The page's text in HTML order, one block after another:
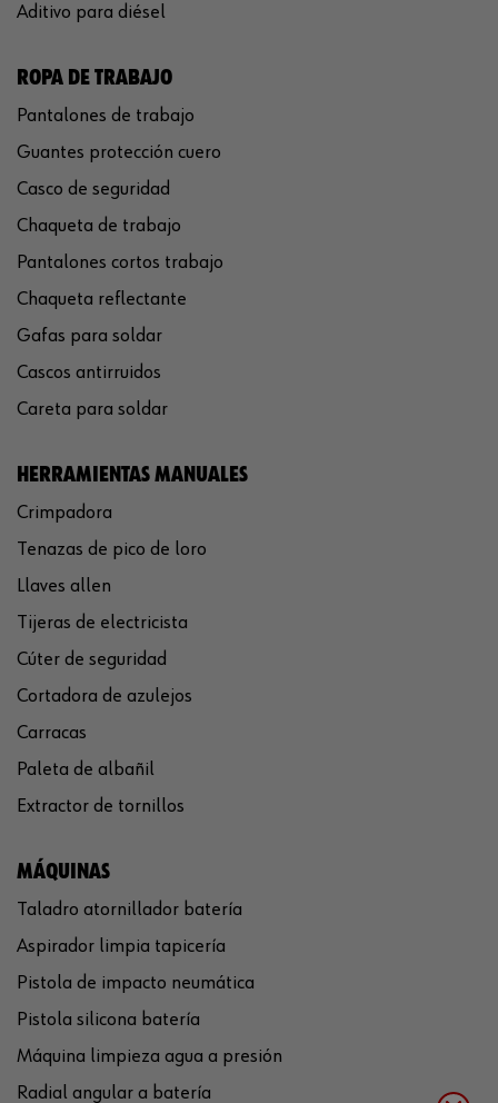
Aditivo para diésel
ROPA DE TRABAJO
Pantalones de trabajo
Guantes protección cuero
Casco de seguridad
Chaqueta de trabajo
Pantalones cortos trabajo
Chaqueta reflectante
Gafas para soldar
Cascos antirruidos
Careta para soldar
HERRAMIENTAS MANUALES
Crimpadora
Tenazas de pico de loro
Llaves allen
Tijeras de electricista
Cúter de seguridad
Cortadora de azulejos
Carracas
Paleta de albañil
Extractor de tornillos
MÁQUINAS
Taladro atornillador batería
Aspirador limpia tapicería
Pistola de impacto neumática
Pistola silicona batería
Máquina limpieza agua a presión
Radial angular a batería